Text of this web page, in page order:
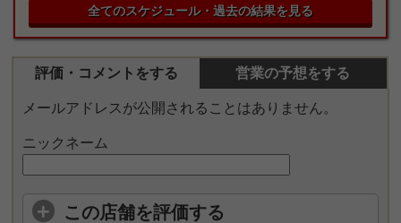
全てのスケジュール・過去の結果を見る
評価・コメントをする 営業の予想をする
メールアドレスが公開されることはありません。
ニックネーム
この店舗を評価する